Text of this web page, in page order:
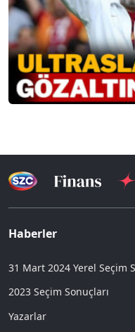
Haberler
31 Mart 2024 Yerel Seçim
2023 Seçim Sonuçları
Yazarlar